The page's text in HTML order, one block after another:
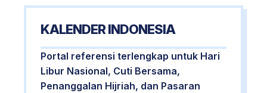
KALENDER INDONESIA
Portal referensi terlengkap untuk Hari
Libur Nasional, Cuti Bersama,
Penanggalan Hijriah, dan Pasaran